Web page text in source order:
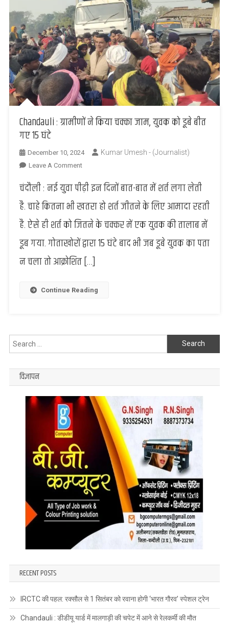
Chandauli : ग्रामीणों ने किया चक्का जाम, युवक को डूबे बीत
गए 15 घंटे
December 10, 2024 Kumar Umesh - (Journalist)
Leave A CommentOn
:
ने
किया
जाम,
युवक
बीत
चंदौली : नई युवा पीढ़ी इन दिनों बात-बात में शर्त लगा लेती
है. चाहे कितना भी खतरा हो शर्त जीतने के लिए आमादा रहती
है. ऐसे ही शर्त को जितने के चक्कर में एक युवक की तालाब में
डूब गया. गोताखोरों द्वारा 15 घंटे बाद भी जब डूबे युवक का पता
न चला तो आक्रोशित […]
Continue Reading
Search
for:
विज्ञापन
RECENT POSTS
IRCTC की पहल: रक्सौल से 1 सितंबर को रवाना होगी ‘भारत गौरव’ स्पेशल ट्रेन
Chandauli : डीडीयू यार्ड में मालगाड़ी की चपेट में आने से रेलकर्मी की मौत